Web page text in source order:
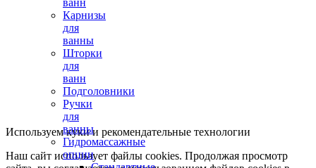
ванн
Карнизы
для
ванны
Шторки
для
ванн
Подголовники
Ручки
для
ванны
Гидромассажные
опции
Используем куки и рекомендательные технологии
Наш сайт использует файлы cookies. Продолжая просмотр